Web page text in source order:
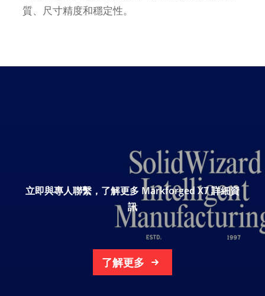
質、尺寸精度和穩定性。
立即與專人聯繫，了解更多 Markforged X7 詳細資
訊
了解更多